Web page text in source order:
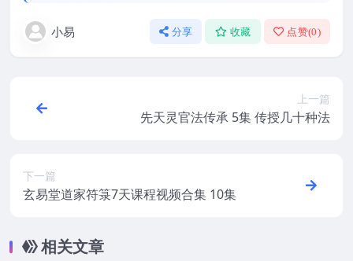
小易 分享 收藏 点赞(0)
上一篇
先天灵官法传承 5集 传授几十种法
下一篇
玄易堂道家符箓7天课程视频合集 10集
相关文章